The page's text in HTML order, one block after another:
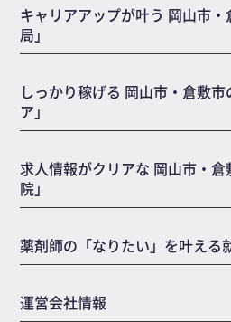
キャリアアップが叶う 岡山市
局」
しっかり稼げる 岡山市・倉敷
ア」
求人情報がクリアな 岡山市・
院」
薬剤師の「なりたい」を叶える
運営会社情報